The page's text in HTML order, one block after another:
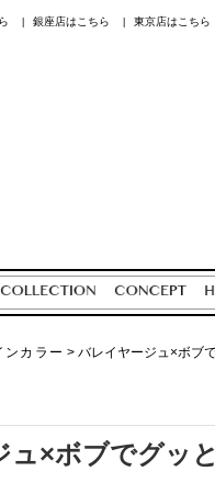
銀座店はこちら 東京店はこちら
ンカラー >バレイヤージュ×ボブ
ュ×ボブでグッ